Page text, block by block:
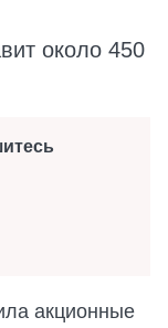
около 450
акционные